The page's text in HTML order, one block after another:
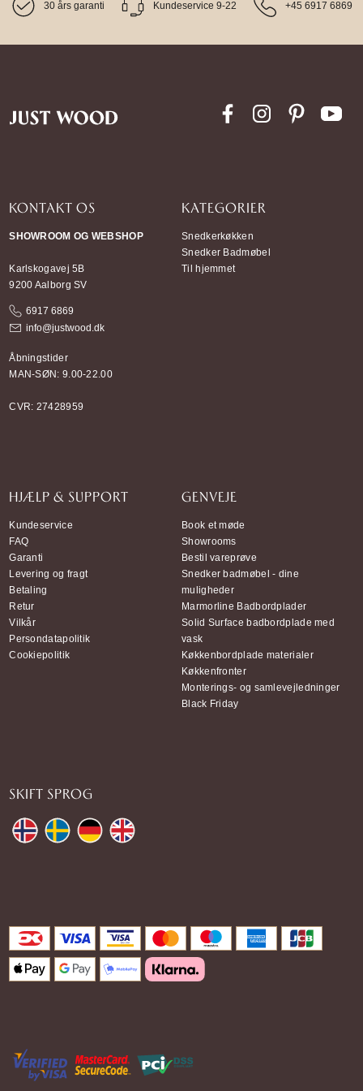
30 års garanti Kundeservice 9-22 +45 6917 6869
KONTAKT OS
SHOWROOM OG WEBSHOP
Karlskogavej 5B
9200 Aalborg SV
6917 6869
info@justwood.dk
Åbningstider
MAN-SØN: 9.00-22.00
CVR: 27428959
KATEGORIER
Snedkerkøkken
Snedker Badmøbel
Til hjemmet
HJÆLP & SUPPORT
Kundeservice
FAQ
Garanti
Levering og fragt
Betaling
Retur
Vilkår
Persondatapolitik
Cookiepolitik
GENVEJE
Book et møde
Showrooms
Bestil vareprøve
Snedker badmøbel - dine
muligheder
Marmorline Badbordplader
Solid Surface badbordplade med
vask
Køkkenbordplade materialer
Køkkenfronter
Monterings- og samlevejledninger
Black Friday
SKIFT SPROG